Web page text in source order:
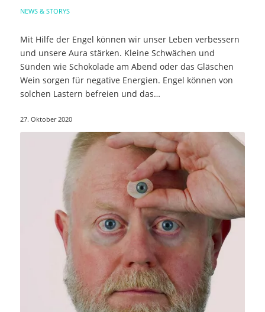
NEWS & STORYS
Mit Hilfe der Engel können wir unser Leben verbessern
und unsere Aura stärken. Kleine Schwächen und
Sünden wie Schokolade am Abend oder das Gläschen
Wein sorgen für negative Energien. Engel können von
solchen Lastern befreien und das…
27. Oktober 2020